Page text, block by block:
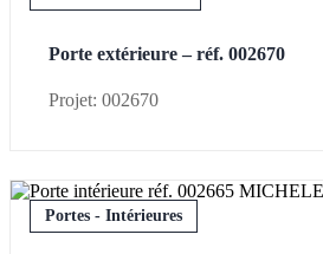
Porte extérieure – réf. 002670
Projet: 002670
Portes - Intérieures